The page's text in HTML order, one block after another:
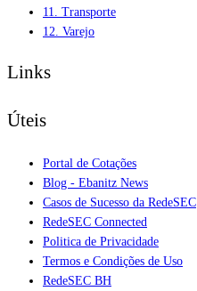
11. Transporte
12. Varejo
Links
Úteis
Portal de Cotações
Blog - Ebanitz News
Casos de Sucesso da RedeSEC
RedeSEC Connected
Politica de Privacidade
Termos e Condições de Uso
RedeSEC BH